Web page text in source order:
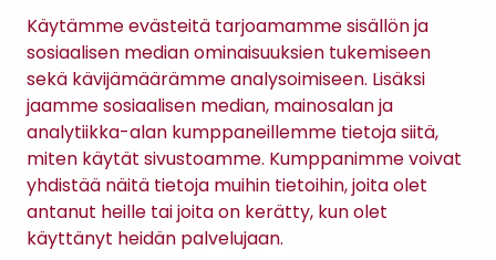
Käytämme evästeitä tarjoamamme sisällön ja
sosiaalisen median ominaisuuksien tukemiseen
sekä kävijämäärämme analysoimiseen. Lisäksi
jaamme sosiaalisen median, mainosalan ja
analytiikka-alan kumppaneillemme tietoja siitä,
miten käytät sivustoamme. Kumppanimme voivat
yhdistää näitä tietoja muihin tietoihin, joita olet
antanut heille tai joita on kerätty, kun olet
käyttänyt heidän palvelujaan.
Sopimusehdot
Tietosuojaseloste
Maksutavat